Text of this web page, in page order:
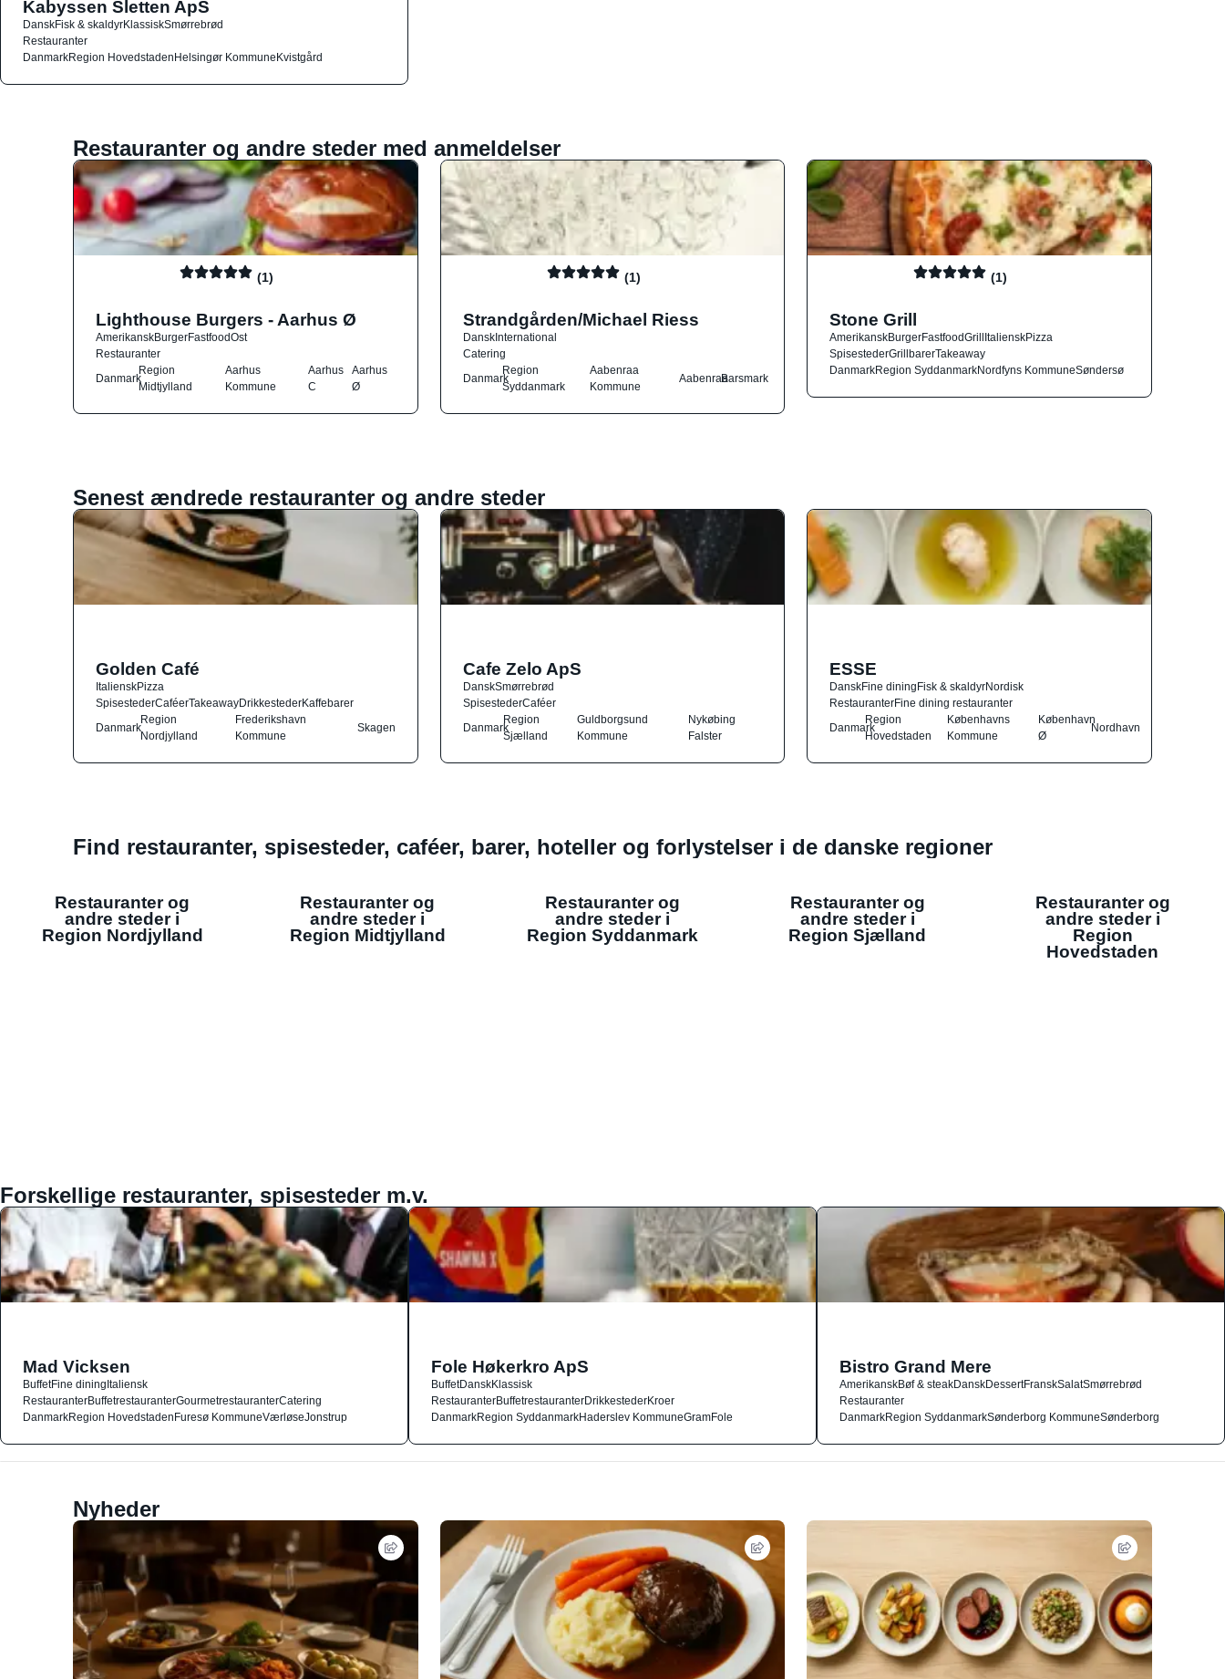
Kabyssen Sletten ApS
DanskFisk & skaldyrKlassiskSmørrebrød
Restauranter
DanmarkRegion HovedstadenHelsingør KommuneKvistgård
Restauranter og andre steder med anmeldelser
(1)
Lighthouse Burgers - Aarhus Ø
AmerikanskBurgerFastfoodOst
Restauranter
Danmark
Region
Midtjylland
Aarhus
Kommune
Aarhus
C
Aarhus
Ø
(1)
Strandgården/Michael Riess
DanskInternational
Catering
Danmark
Region
Syddanmark
Aabenraa
Kommune
AabenraaBarsmark
(1)
Stone Grill
AmerikanskBurgerFastfoodGrillItalienskPizza
SpisestederGrillbarerTakeaway
DanmarkRegion SyddanmarkNordfyns KommuneSøndersø
Senest ændrede restauranter og andre steder
Golden Café
ItalienskPizza
SpisestederCaféerTakeawayDrikkestederKaffebarer
Danmark
Region
Nordjylland
Frederikshavn
Kommune
Skagen
Cafe Zelo ApS
DanskSmørrebrød
SpisestederCaféer
Danmark
Region
Sjælland
Guldborgsund
Kommune
Nykøbing
Falster
ESSE
DanskFine diningFisk & skaldyrNordisk
RestauranterFine dining restauranter
Danmark
Region
Hovedstaden
Københavns
Kommune
København
Ø
Nordhavn
Find restauranter, spisesteder, caféer, barer, hoteller og forlystelser i de danske regioner
Restauranter og
andre steder i
Region Nordjylland
Restauranter og
andre steder i
Region Midtjylland
Restauranter og
andre steder i
Region Syddanmark
Restauranter og
andre steder i
Region Sjælland
Restauranter og
andre steder i
Region
Hovedstaden
Forskellige restauranter, spisesteder m.v.
Mad Vicksen
BuffetFine diningItaliensk
RestauranterBuffetrestauranterGourmetrestauranterCatering
DanmarkRegion HovedstadenFuresø KommuneVærløseJonstrup
Fole Høkerkro ApS
BuffetDanskKlassisk
RestauranterBuffetrestauranterDrikkestederKroer
DanmarkRegion SyddanmarkHaderslev KommuneGramFole
Bistro Grand Mere
AmerikanskBøf & steakDanskDessertFranskSalatSmørrebrød
Restauranter
DanmarkRegion SyddanmarkSønderborg KommuneSønderborg
Nyheder